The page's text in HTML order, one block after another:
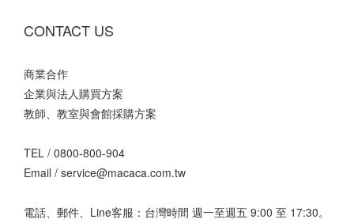
CONTACT US
商業合作
企業與法人購買方案
教師、教室與會館採購方案
TEL / 0800-800-904
Email / service@macaca.com.tw
電話、郵件、Line客服：台灣時間 週一至週五 9:00 至 17:30。